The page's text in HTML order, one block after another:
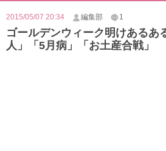
2015/05/07 20:34 編集部 1
ゴールデンウィーク明けある
人」「5月病」「お土産合戦」